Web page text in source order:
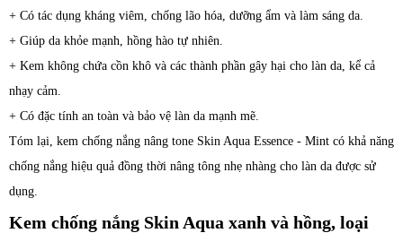
+ Có tác dụng kháng viêm, chống lão hóa, dưỡng ẩm và làm sáng da.
+ Giúp da khỏe mạnh, hồng hào tự nhiên.
+ Kem không chứa cồn khô và các thành phần gây hại cho làn da, kể cả
nhạy cảm.
+ Có đặc tính an toàn và bảo vệ làn da mạnh mẽ.
Tóm lại, kem chống nắng nâng tone Skin Aqua Essence - Mint có khả năng
chống nắng hiệu quả đồng thời nâng tông nhẹ nhàng cho làn da được sử
dụng.
Kem chống nắng Skin Aqua xanh và hồng, loại